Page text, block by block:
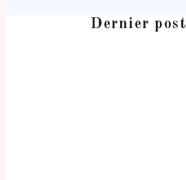
Dernier post